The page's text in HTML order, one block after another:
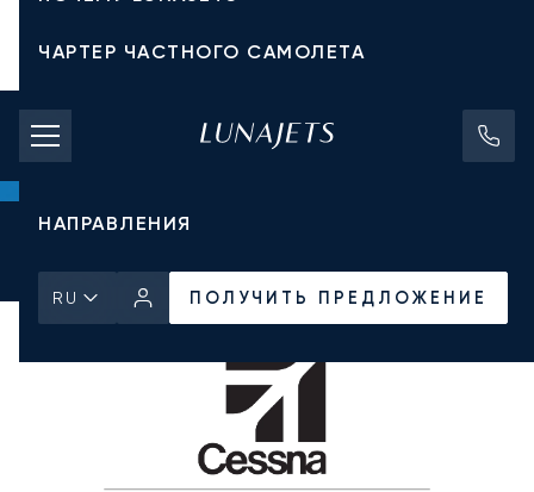
ЧАРТЕР ЧАСТНОГО САМОЛЕТА
СТОИМОСТЬ ЧАРТЕРА
ЧАСТНЫЕ САМОЛЕТЫ
НАПРАВЛЕНИЯ
RU ПОЛУЧИТЬ ПРЕДЛОЖЕНИЕ